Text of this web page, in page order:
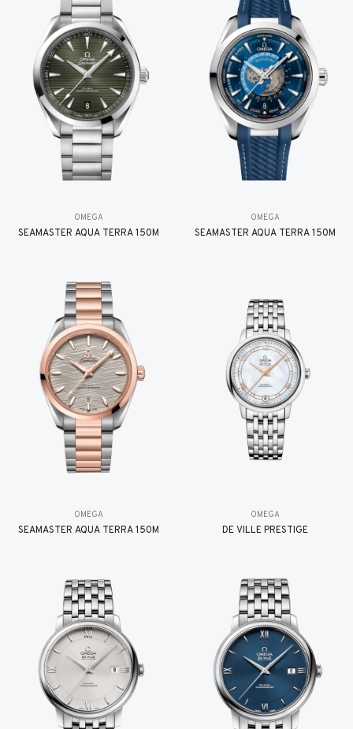
OMEGA
SEAMASTER AQUA TERRA 150M
OMEGA
SEAMASTER AQUA TERRA 150M
OMEGA
SEAMASTER AQUA TERRA 150M
OMEGA
DE VILLE PRESTIGE